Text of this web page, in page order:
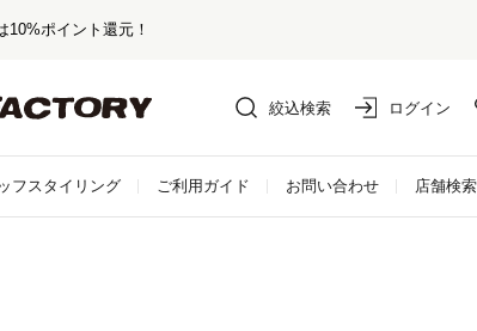
10%ポイント還元！
しく
絞込検索 ログイン
フスタイリング ご利用ガイド お問い合わせ 店舗検索